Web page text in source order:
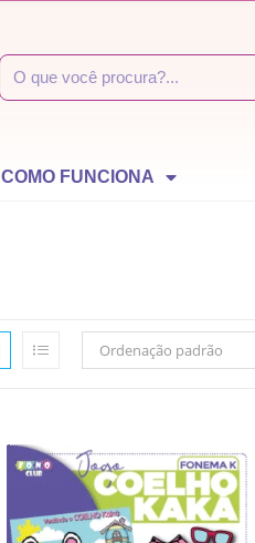
COMO FUNCIONA
Ordenação padrão